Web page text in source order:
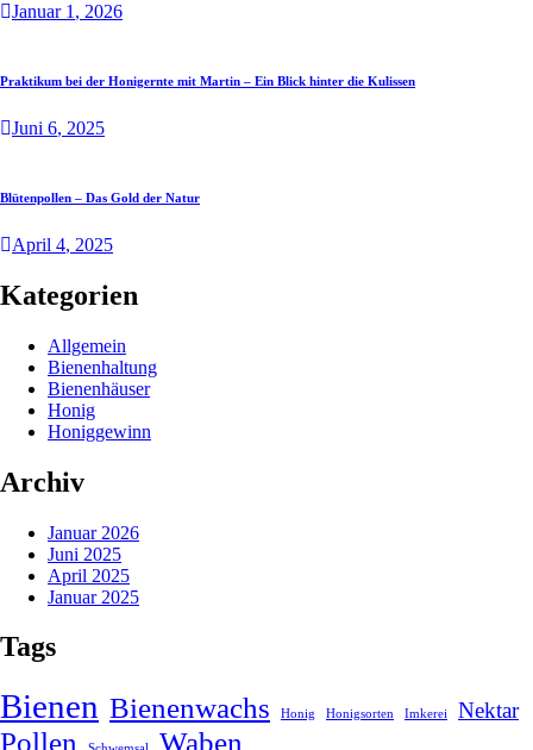
Januar 1 , 2026
Praktikum bei der Honigernte mit Martin – Ein Blick hinter die Kulissen
Juni 6, 2025
Blütenpollen – Das Gold der Natur
April 4, 2025
Kategorien
Allgemein
Bienenhaltung
Bienenhäuser
Honig
Honiggewinn
Archiv
Januar 2026
Juni 2025
April 2025
Januar 2025
Tags
Bienen Bienenwachs Honig Honigsorten Imkerei Nektar
Pollen Waben